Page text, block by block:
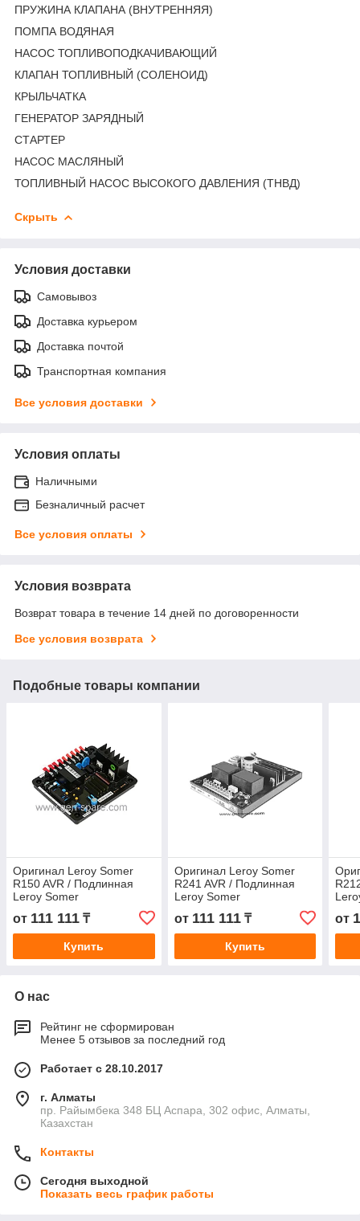
ПРУЖИНА КЛАПАНА (ВНУТРЕННЯЯ)
ПОМПА ВОДЯНАЯ
НАСОС ТОПЛИВОПОДКАЧИВАЮЩИЙ
КЛАПАН ТОПЛИВНЫЙ (СОЛЕНОИД)
КРЫЛЬЧАТКА
ГЕНЕРАТОР ЗАРЯДНЫЙ
СТАРТЕР
НАСОС МАСЛЯНЫЙ
ТОПЛИВНЫЙ НАСОС ВЫСОКОГО ДАВЛЕНИЯ (ТНВД)
Скрыть
Условия доставки
Самовывоз
Доставка курьером
Доставка почтой
Транспортная компания
Все условия доставки
Условия оплаты
Наличными
Безналичный расчет
Все условия оплаты
Условия возврата
Возврат товара в течение 14 дней по договоренности
Все условия возврата
Подобные товары компании
Оригинал Leroy Somer
R150 AVR / Подлинная
Leroy Somer
Автоматический регулятор
напряжения R150
от 111 111 ₸
Купить
Оригинал Leroy Somer
R241 AVR / Подлинная
Leroy Somer
Автоматический регулятор
напряжения R241
от 111 111₸
Купить
от
О нас
Рейтинг не сформирован
Менее 5 отзывов за последний год
Работает с 28.10.2017
г. Алматы
пр. Райымбека 348 БЦ Аспара, 302 офис, Алматы,
Казахстан
Контакты
Сегодня выходной
Показать весь график работы